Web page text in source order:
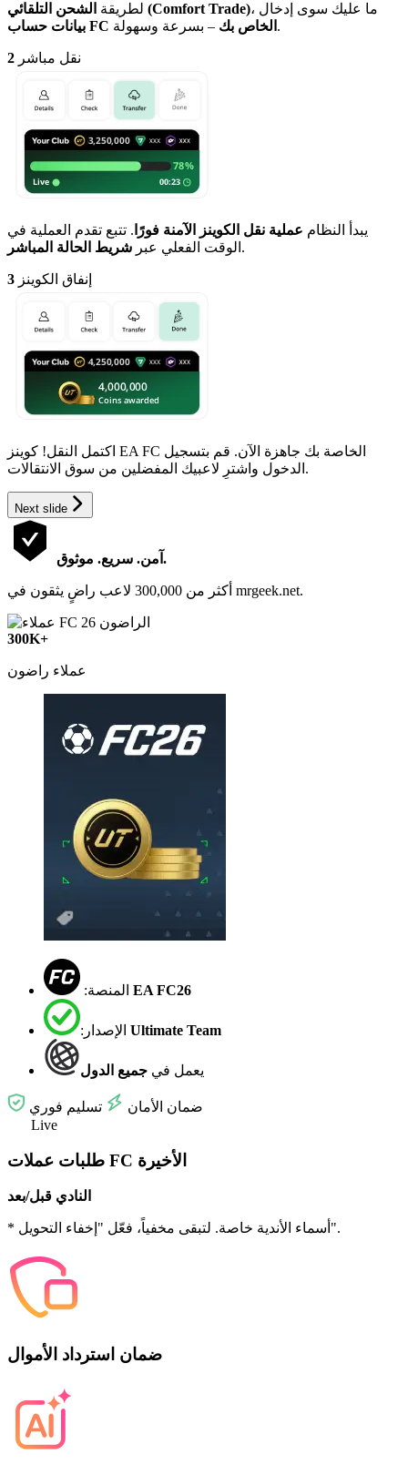
لطريقة الشحن التلقائي (Comfort Trade) ، ما عليك سوى إدخال
بيانات حساب FC الخاص بك – بسرعة وسهولة.
2 نقل مباشر
يبدأ النظام عملية نقل الكوينز الآمنة فورًا . تتبع تقدم العملية في
الوقت الفعلي عبر شريط الحالة المباشر .
3 إنفاق الكوينز
اكتمل النقل! كوينز EA FC الخاصة بك جاهزة الآن. قم بتسجيل
الدخول واشترِ لاعبيك المفضلين من سوق الانتقالات.
Next slide
آمن. سريع. موثوق.
أكثر من 300,000 لاعب راضٍ يثقون في mrgeek.net.
300K+
عملاء راضون
EA FC26
Ultimate Team
يعمل في جميع الدول
ضمان الأمان
تسليم فوري
Live
طلبات عملات FC الأخيرة
النادي قبل/بعد
* أسماء الأندية خاصة. لتبقى مخفياً، فعّل "إخفاء التحويل".
ضمان استرداد الأموال